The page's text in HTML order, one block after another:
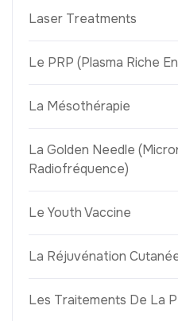
Laser Treatments
Le PRP (Plasma Riche
La Mésothérapie
La Golden Needle
Radiofréquence)
Le Youth Vaccine
La Réjuvénation
Les Traitements De La